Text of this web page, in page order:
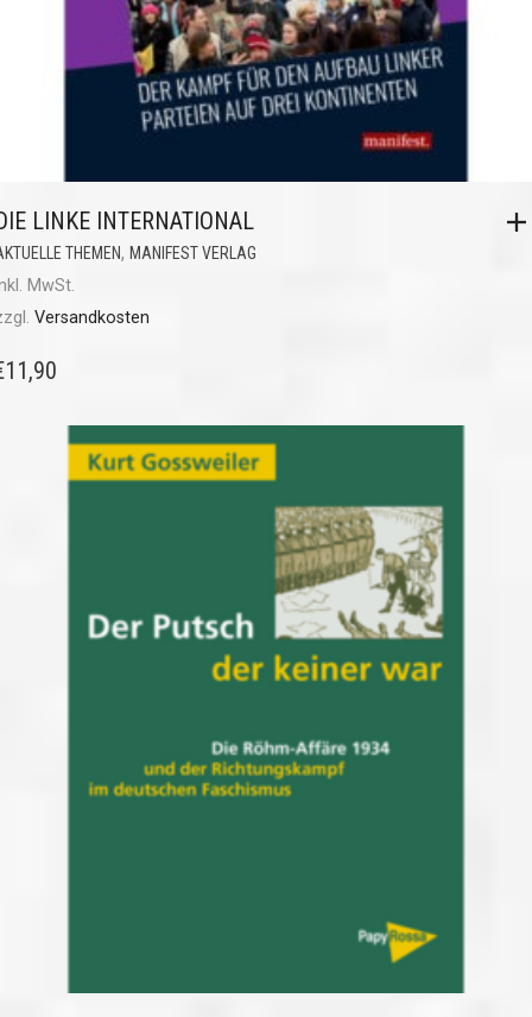
LINKE INTERNATIONAL
THEMEN, MANIFEST VERLAG
MwSt.
Versandkosten
11,90